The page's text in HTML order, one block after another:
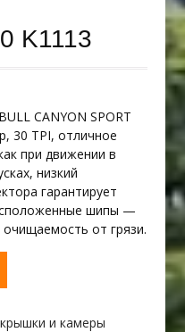
K1113
CANYON SPORT
30 TPI, отличное
при движении в
низкий
гарантирует
шипы —
от грязи.
и камеры